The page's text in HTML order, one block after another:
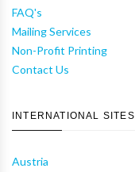
FAQ's
Mailing Services
Non-Profit Printing
Contact Us
INTERNATIONAL SITES
Austria